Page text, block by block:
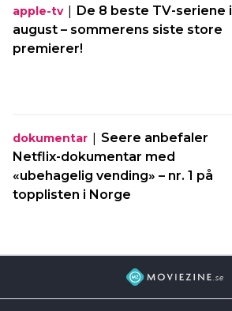
apple-tv| De 8 beste TV-seriene i
august – sommerens siste store
premierer!
dokumentar | Seere anbefaler
Netflix-dokumentar med
«ubehagelig vending» – nr. 1 på
topplisten i Norge